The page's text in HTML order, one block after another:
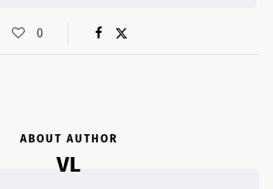
0
ABOUT AUTHOR
VL